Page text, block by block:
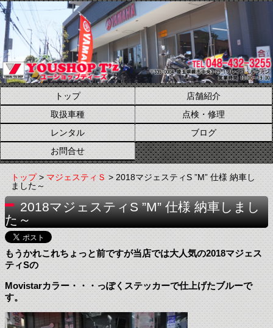
トップ
店舗紹介
取扱車種
点検・修理
レンタル
ブログ
お問合せ
トップ>マジェスティＳ> 2018マジェスティS ”M” 仕様 納車し
ました～
2018マジェスティS ”M” 仕様 納車しまし
た～
もうかれこれちょっと前ですが当店では大人気の2018マジェス
ティSの
Movistarカラー・・・っぽくステッカーで仕上げたブルーで
す。